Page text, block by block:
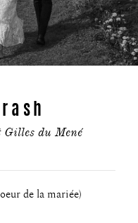
du Mené
de la mariée)
Prestations
Portfolio
Contact
Professionnels